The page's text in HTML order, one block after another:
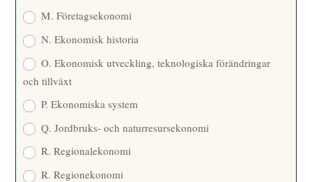
M. Företagsekonomi
N. Ekonomisk historia
O. Ekonomisk utveckling, teknologiska förändringar
och tillväxt
P. Ekonomiska system
Q. Jordbruks- och naturresursekonomi
R. Regionalekonomi
R. Regionekonomi